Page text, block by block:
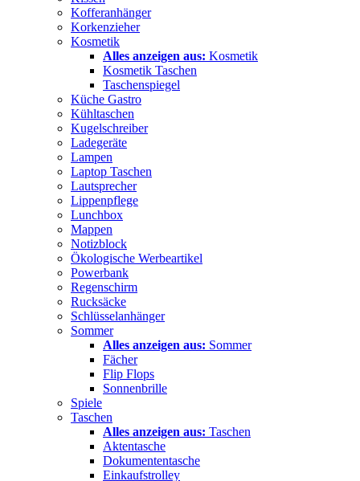
Kofferanhänger
Korkenzieher
Kosmetik
Alles anzeigen aus: Kosmetik
Kosmetik Taschen
Taschenspiegel
Küche Gastro
Kühltaschen
Kugelschreiber
Ladegeräte
Lampen
Laptop Taschen
Lautsprecher
Lippenpflege
Lunchbox
Mappen
Notizblock
Ökologische Werbeartikel
Powerbank
Regenschirm
Rucksäcke
Schlüsselanhänger
Sommer
Alles anzeigen aus: Sommer
Fächer
Flip Flops
Sonnenbrille
Spiele
Taschen
Alles anzeigen aus: Taschen
Aktentasche
Dokumententasche
Einkaufstrolley